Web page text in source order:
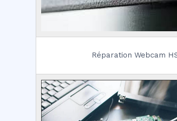
Réparation Webcam